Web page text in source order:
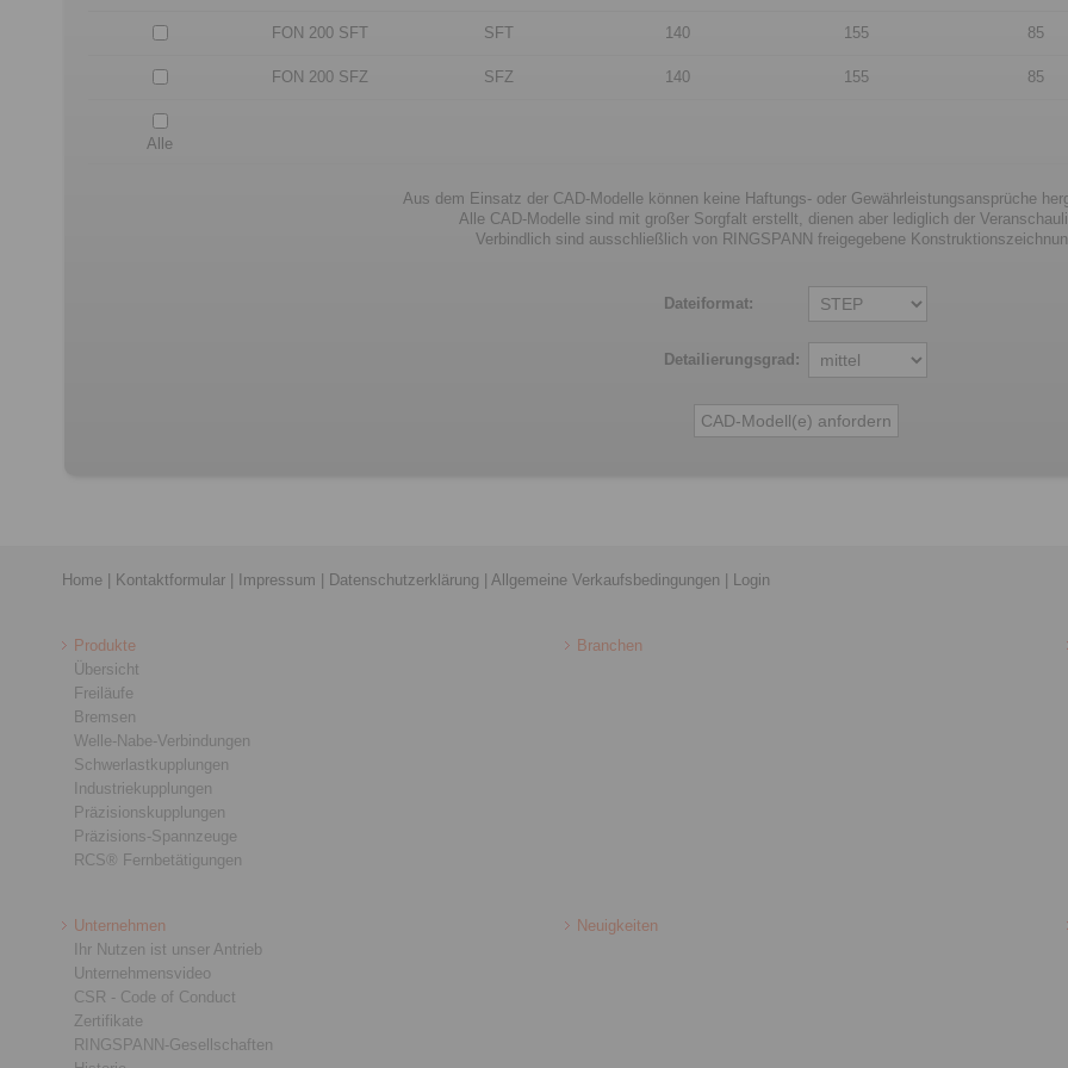
FON 200 SFT SFT 140 155 85
FON 200 SFZ SFZ 140 155 85
Alle
Aus dem Einsatz der CAD-Modelle können keine Haftungs- oder Gewährleistungsansprüche
Alle CAD-Modelle sind mit großer Sorgfalt erstellt, dienen aber lediglich der
Verbindlich sind ausschließlich von RINGSPANN freigegebene
Dateiformat:
Detailierungsgrad:
Home Kontaktformular Impressum Datenschutzerklärung Allgemeine Verkaufsbedingungen Login
Produkte
Übersicht
Freiläufe
Bremsen
Welle-Nabe-Verbindungen
Schwerlastkupplungen
Industriekupplungen
Präzisionskupplungen
Präzisions-Spannzeuge
RCS® Fernbetätigungen
Branchen
Unternehmen
Ihr Nutzen ist unser Antrieb
Unternehmensvideo
CSR - Code of Conduct
Zertifikate
RINGSPANN-Gesellschaften
Neuigkeiten